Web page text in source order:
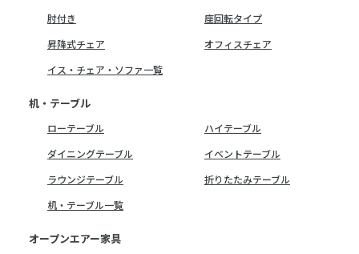
肘付き
座回転タイプ
昇降式チェア
オフィスチェア
イス・チェア・ソファ一覧
机・テーブル
ローテーブル
ハイテーブル
ダイニングテーブル
イベントテーブル
ラウンジテーブル
折りたたみテーブル
机・テーブル一覧
オープンエアー家具